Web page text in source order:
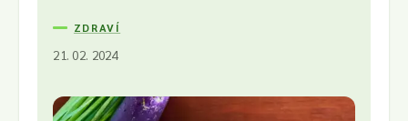
ZDRAVÍ
21. 02. 2024